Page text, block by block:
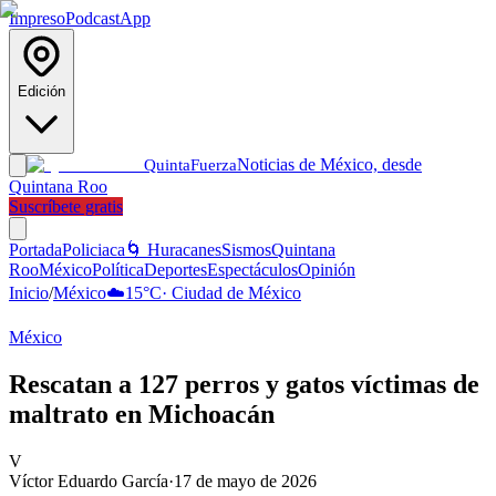
ImpresoPodcastApp
Edición
QuintaFuerzaNoticias de México, desde
Quintana Roo
Suscríbete gratis
PortadaPoliciaca 🌀 HuracanesSismosQuintana
RooMéxicoPolíticaDeportesEspectáculosOpinión
Inicio/México☁️15°C· Ciudad de México
México
Rescatan a 127 perros y gatos víctimas de
maltrato en Michoacán
V
Víctor Eduardo García·17 de mayo de 2026